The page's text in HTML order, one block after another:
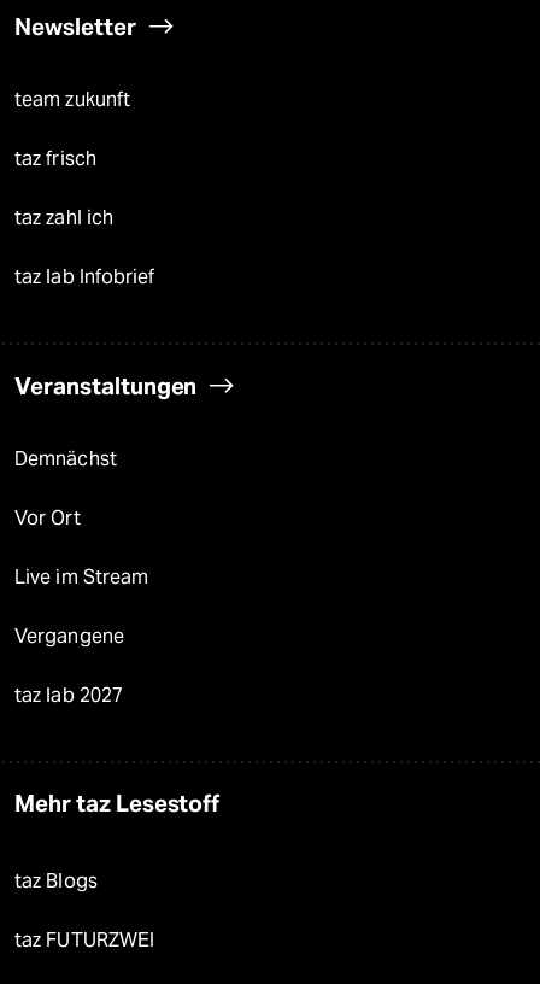
Newsletter
team zukunft
taz frisch
taz zahl ich
taz lab Infobrief
Veranstaltungen
Demnächst
Vor Ort
Live im Stream
Vergangene
taz lab 2027
Mehr taz Lesestoff
taz Blogs
taz FUTURZWEI